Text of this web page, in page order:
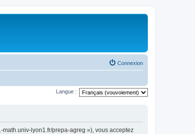
Connexion
Langue :
lyon1.fr/prepa-agreg »), vous acceptez